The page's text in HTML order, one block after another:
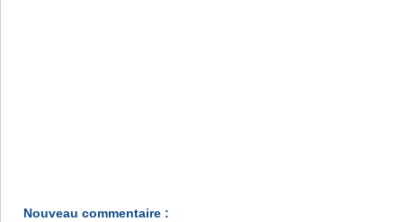
Nouveau commentaire :